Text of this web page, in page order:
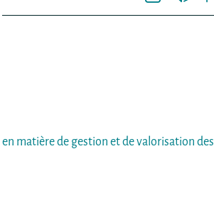
matière de gestion et de valorisation des